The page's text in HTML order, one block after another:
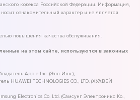
кодекса Российской Федерации. Информация,
ознакомительный характер и не является
повышения качества обслуживания.
на этом сайте, используются в законных
Apple Inc. (Эпл Инк.);
HUAWEI TECHNOLOGIES CO., LTD. (ХУАВЕЙ
Electronics Co. Ltd. (Самсунг Электроникс Ко.,